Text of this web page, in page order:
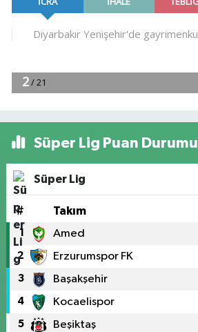
Süper Lig Puan Durumu
Süper Lig
# Takım
1 Amed
2 Erzurumspor FK
3 Başakşehir
4 Kocaelispor
5 Beşiktaş